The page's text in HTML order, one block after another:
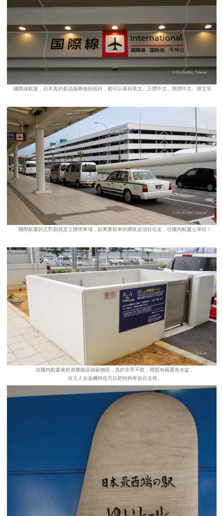
國際線航廈，日本真的多語服務做的很好，都可以看到英文、正體中文、簡體中文、韓文等。
國際航廈的正對面就是立體停車場，如果要租車的網友必須往右走，往國內航廈公車站！
往國內航廈會經過幾個這個寵物區，真的非常不錯，裡面有碗還有水盆，
在主人去送機時也可以把狗狗寄放在這裡。